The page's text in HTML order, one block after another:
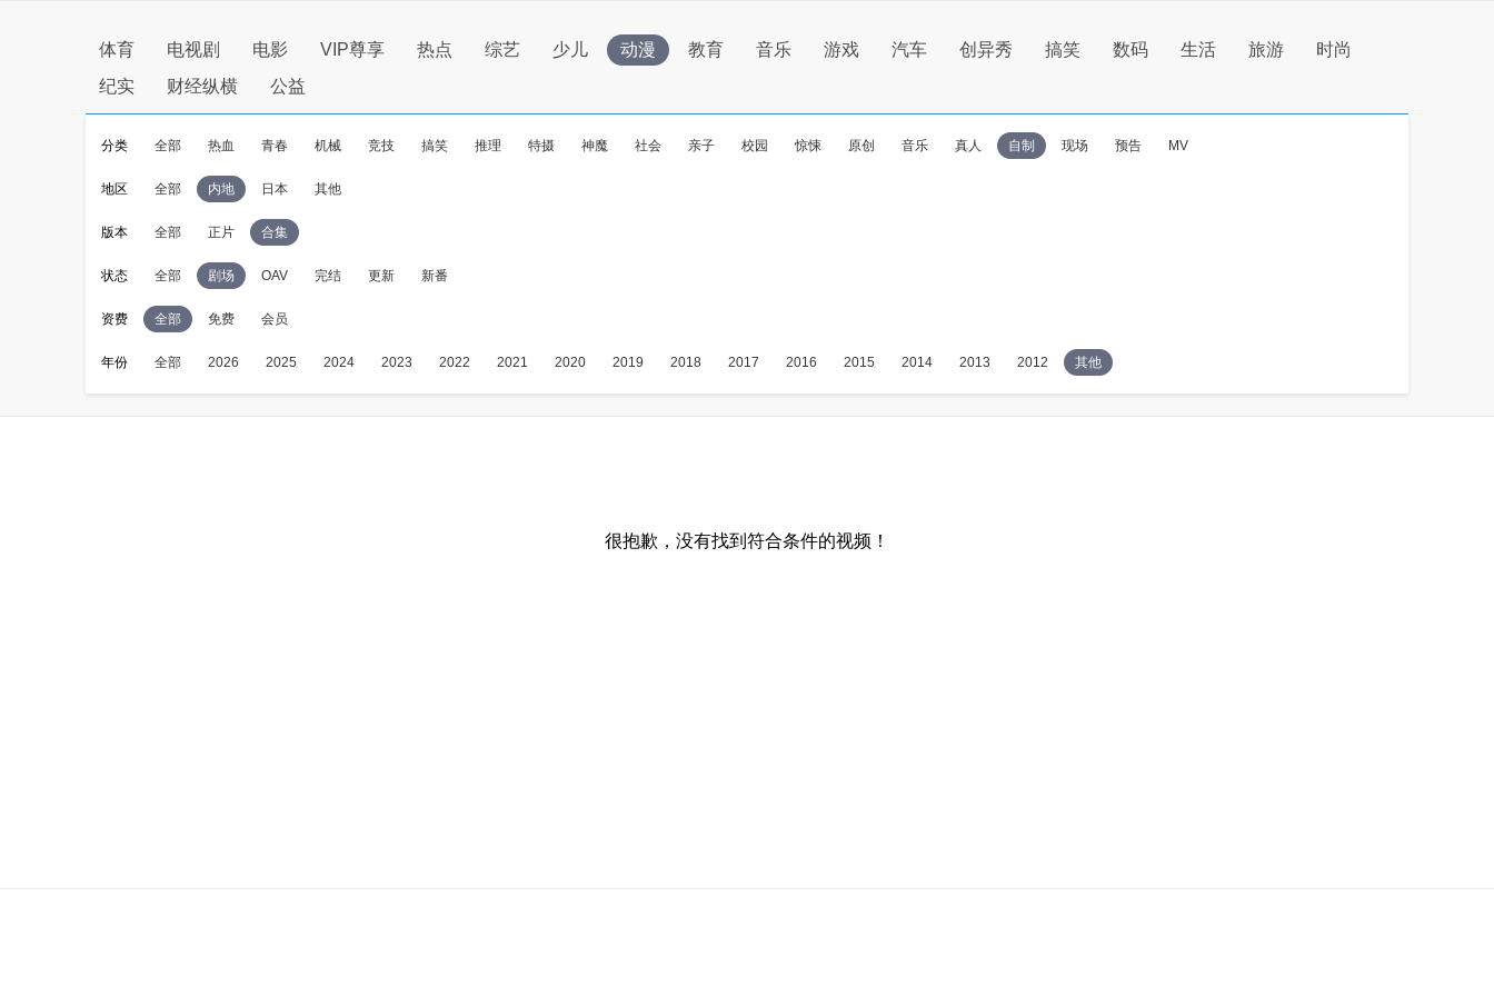
体育 电视剧 电影 VIP尊享 热点 综艺 少儿 动漫 教育 音乐 游戏 汽车 创异秀 搞笑 数码 生活 旅游
时尚
纪实
财经纵横 公益
分类 全部 热血 青春 机械 竞技 搞笑 推理 特摄 神魔 社会 亲子 校园 惊悚 原创 音乐 真人 自制 现场 预告 MV
地区 全部 内地 日本 其他
版本 全部 正片 合集
状态 全部 剧场 OAV 完结 更新 新番
资费 全部 免费 会员
年份 全部 2026 2025 2024 2023 2022 2021 2020 2019 2018 2017 2016 2015 2014 2013 2012 其他
很抱歉，没有找到符合条件的视频！